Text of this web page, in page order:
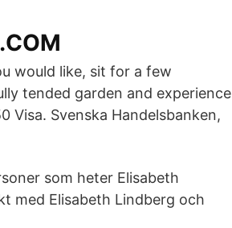
would like, sit for a few
tended garden and experience
Visa. Svenska Handelsbanken,
som heter Elisabeth
med Elisabeth Lindberg och